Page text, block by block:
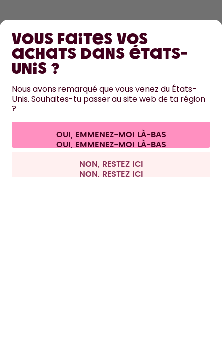
EN SAVOIR PLUS
AIDE
NOUS CONTACTER
Conditions générales de vente et informations aux clients
Politique de confidentialité Mentions légales
Se rétracter du contrat
Tous les prix sont TTC et hors frais de port.
Vous faites vos
achats dans États-
Unis ?
Nous avons remarqué que vous venez du États-
Unis. Souhaites-tu passer au site web de ta région
?
OUI, EMMENEZ-MOI LÀ-BAS
NON, RESTEZ ICI